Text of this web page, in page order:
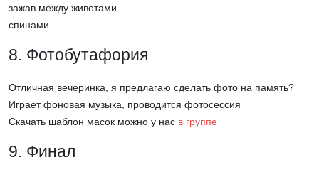
зажав между животами
спинами
8. Фотобутафория
Отличная вечеринка, я предлагаю сделать фото на память?
Играет фоновая музыка, проводится фотосессия
Скачать шаблон масок можно у нас в группе
9. Финал